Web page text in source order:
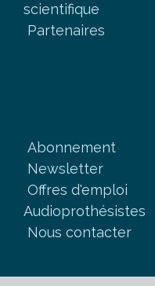
scientifique
Partenaires
Abonnement
Newsletter
Offres d'emploi
Audioprothésistes
Nous contacter